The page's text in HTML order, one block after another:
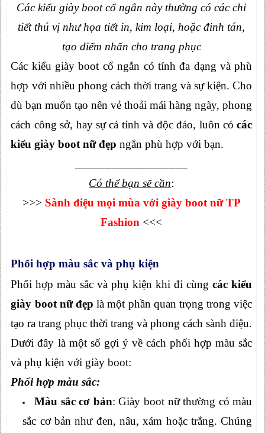
Các kiểu giày boot cổ ngắn này thường có các chi
tiết thú vị như họa tiết in, kim loại, hoặc đinh tán,
tạo điểm nhấn cho trang phục
Các kiểu giày boot cổ ngắn có tính đa dạng và phù
hợp với nhiều phong cách thời trang và sự kiện. Cho
dù bạn muốn tạo nên vẻ thoải mái hàng ngày, phong
cách công sở, hay sự cá tính và độc đáo, luôn có các
kiểu giày boot nữ đẹp ngắn phù hợp với bạn.
Có thể bạn sẽ cần:
>>> Sành điệu mọi mùa với giày boot nữ TP
Fashion <<<
Phối hợp màu sắc và phụ kiện
Phối hợp màu sắc và phụ kiện khi đi cùngcác kiểu
giày boot nữ đẹp là một phần quan trọng trong việc
tạo ra trang phục thời trang và phong cách sành điệu.
Dưới đây là một số gợi ý về cách phối hợp màu sắc
và phụ kiện với giày boot:
Phối hợp màu sắc:
Màu sắc cơ bản: Giày boot nữ thường có màu
sắc cơ bản như đen, nâu, xám hoặc trắng. Chúng